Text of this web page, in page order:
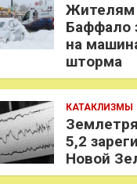
Жителям
Баффало
на
шторма
КАТАКЛИЗМЫ
5,2
Новой